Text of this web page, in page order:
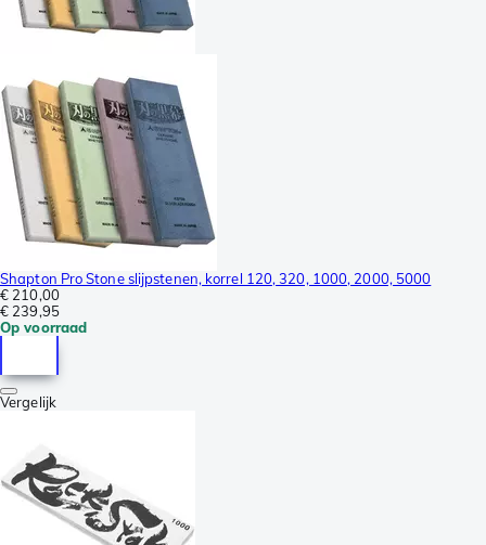
Shapton Pro Stone slijpstenen, korrel 120, 320, 1000, 2000, 5000
€ 210,00
€ 239,95
Op voorraad
Vergelijk